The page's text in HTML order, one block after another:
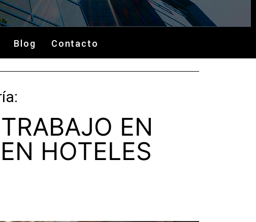
Blog Contacto
EN
HOTELES